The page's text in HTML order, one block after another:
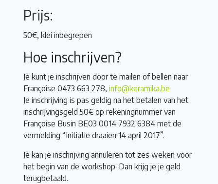
Prijs:
50€, klei inbegrepen
Hoe inschrijven?
Je kunt je inschrijven door te mailen of bellen naar
Françoise 0473 663 278, info@keramika.be
Je inschrijving is pas geldig na het betalen van het
inschrijvingsgeld 50€ op rekeningnummer van
Françoise Busin BE03 0014 7932 6384 met de
vermelding “Initiatie draaien 14 april 2017”.
Je kan je inschrijving annuleren tot zes weken voor
het begin van de workshop. Dan krijg je je geld
terugbetaald.